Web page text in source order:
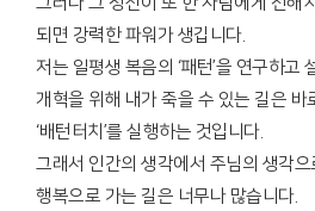
되면 강력한 파워가 생깁니다.
저는 일평생 복음의 ‘패턴’을 연구하고
개혁을 위해 내가 죽을 수 있는 길은 바
‘배턴터치’를 실행하는 것입니다.
그래서 인간의 생각에서 주님의 생각으
행복으로 가는 길은 너무나 많습니다.